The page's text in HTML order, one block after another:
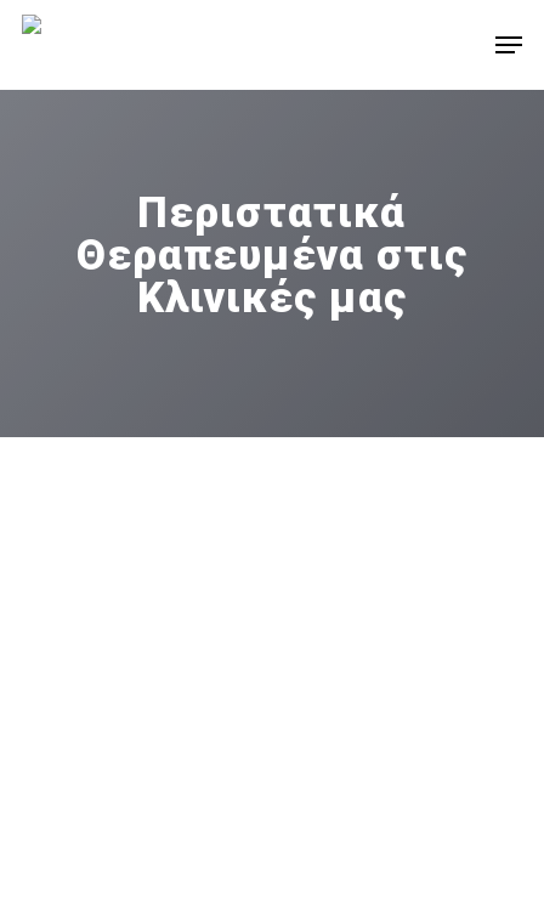
Skip
main
Περιστατικά
Θεραπευμένα στις
Κλινικές μας